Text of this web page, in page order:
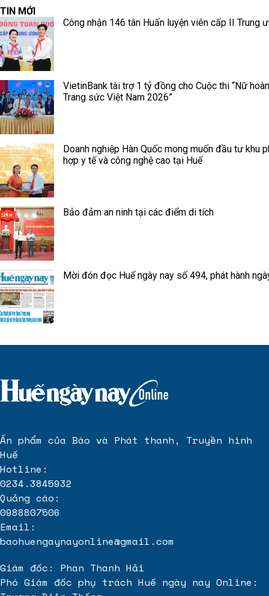
TIN MỚI
Công nhận 146 tân Huấn luyện viên cấp II Trung
VietinBank tài trợ 1 tỷ đồng cho Cuộc thi “Nữ
Trang sức Việt Nam 2026”
Doanh nghiệp Hàn Quốc mong muốn đầu tư khu
hợp y tế và công nghệ cao tại Huế
Bảo đảm an ninh tại các điểm di tích
Mời đón đọc Huế ngày nay số 494, phát hành
Ấn phẩm của Báo và Phát thanh, Truyền hình
Huế
Hotline:
0234.3845932
Quảng cáo:
0988807506
Email:
baohuengaynayonline@gmail.com
Giám đốc: Phan Thanh Hải
Phó Giám đốc phụ trách Huế ngày nay Online: